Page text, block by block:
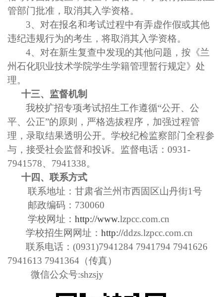
管部门批准，取消其入学资格。
3、对在报名和考试过程中有弄虚作假或其他
违纪违规行为的考生，将取消其入学资格。
4、对在新生复查中发现的其他问题，按《兰
州石化职业技术学院学生学籍管理暂行规定》处
理。
十三、监督机制
我校扩招专项考试招生工作遵循“公开、公
平、公正”的原则，严格选拔程序，加强过程管
理，录取结果透明公开。学校纪检监察部门全程参
与，接受社会监督和投诉。 监督电话： 0931-
7941578、7941338。
十四 、联系方式
联系地址：甘肃省兰州市西固区山丹街1号
邮政编码： 730060
学校网址： http://www.lzpcc.com.cn
学校招生网网址： http://ddzs.lzpcc.com.cn
联系电话： (0931)7941284 7941794 7941626
7941613 7941364（传真）
微信公众号:shzsjy